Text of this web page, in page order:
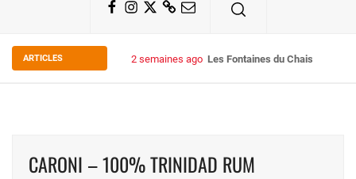
Facebook
Instagram
TwitterSubstack
Email
ARTICLES 2 semaines ago Les Fontaines du Chais 27
CARONI – 100% TRINIDAD RUM